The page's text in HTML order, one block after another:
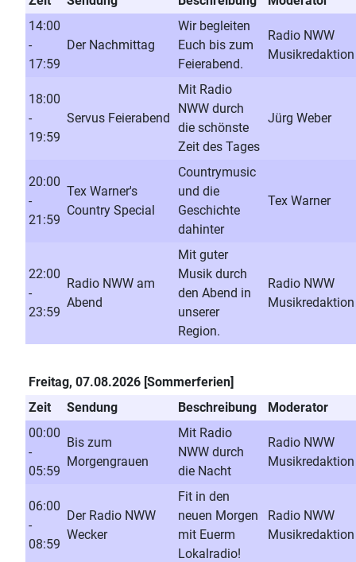
14:00
-
17:59
Der Nachmittag
Wir begleiten
Euch bis zum
Feierabend.
Radio NWW
Musikredaktion
18:00
-
19:59
Servus Feierabend
Mit Radio
NWW durch
die schönste
Zeit des Tages
Jürg Weber
20:00
-
21:59
Tex Warner's
Country Special
Countrymusic
und die
Geschichte
dahinter
Tex Warner
22:00
-
23:59
Radio NWW am
Abend
Mit guter
Musik durch
den Abend in
unserer
Region.
Radio NWW
Musikredaktion
Freitag, 07.08.2026 [Sommerferien]
Zeit
Sendung Beschreibung
Moderator
00:00
-
05:59
Bis zum
Morgengrauen
Mit Radio
NWW durch
die Nacht
Radio NWW
Musikredaktion
06:00
-
08:59
Der Radio NWW
Wecker
Fit in den
neuen Morgen
mit Euerm
Lokalradio!
Radio NWW
Musikredaktion